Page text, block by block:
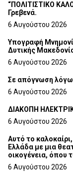
“ΠΟΛΙΤΙΣΤΙΚΟ
Γρεβενά.
6 Αυγούστου 2026
Υπογραφή
Δυτικής
6 Αυγούστου 2026
Σε απόγνωση
6 Αυγούστου 2026
ΔΙΑΚΟΠΗ
6 Αυγούστου 2026
Αυτό το
Ελλάδα με μια
6 Αυγούστου 2026